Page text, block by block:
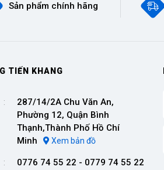
Sản phẩm chính hãng
TIẾN KHANG
287/14/2A Chu Văn An,
Phường 12, Quận Bình
Thạnh,Thành Phố Hồ Chí
Minh
Xem bản đồ
0776 74 55 22 - 0779 74 55 22